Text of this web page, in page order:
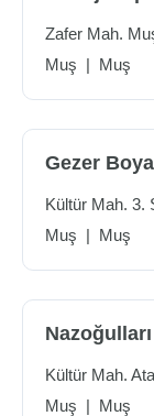
Zafer Mah.
Muş | Muş
Gezer Boya
Kültür Mah. 3.
Muş | Muş
Nazoğulları
Kültür Mah.
Muş | Muş